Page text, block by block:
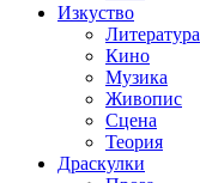
Изкуство
Литература
Кино
Музика
Живопис
Сцена
Теория
Драскулки